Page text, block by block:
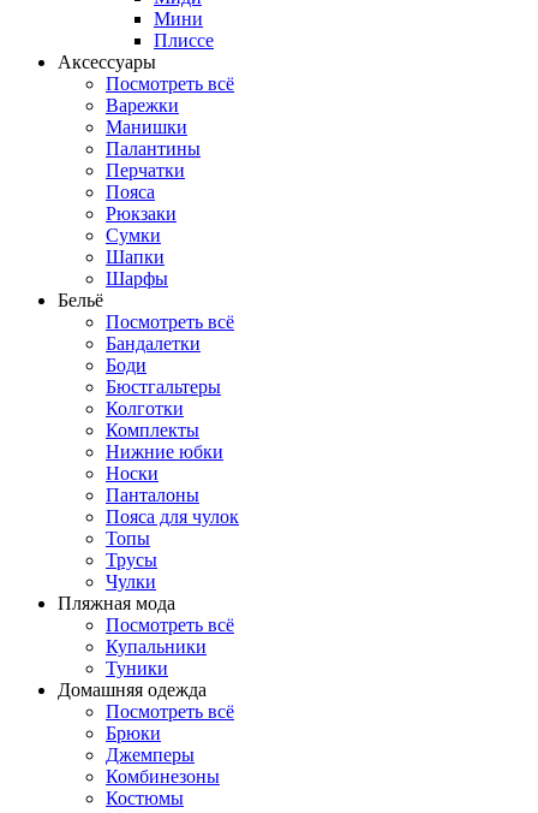
Мини
Плиссе
Аксессуары
Посмотреть всё
Варежки
Манишки
Палантины
Перчатки
Пояса
Рюкзаки
Сумки
Шапки
Шарфы
Бельё
Посмотреть всё
Бандалетки
Боди
Бюстгальтеры
Колготки
Комплекты
Нижние юбки
Носки
Панталоны
Поясa для чулок
Топы
Трусы
Чулки
Пляжная мода
Посмотреть всё
Купальники
Туники
Домашняя одежда
Посмотреть всё
Брюки
Джемперы
Комбинезоны
Костюмы